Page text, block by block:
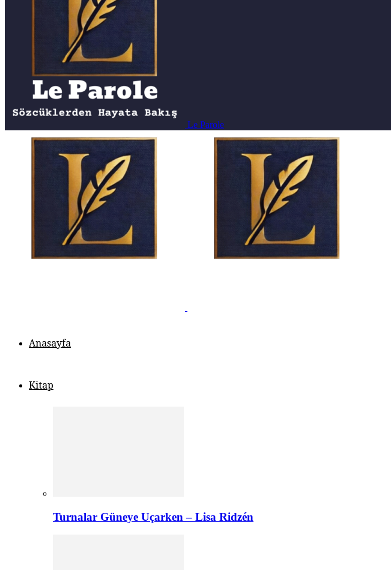
Le Parole
Anasayfa
Kitap
Turnalar Güneye Uçarken – Lisa Ridzén